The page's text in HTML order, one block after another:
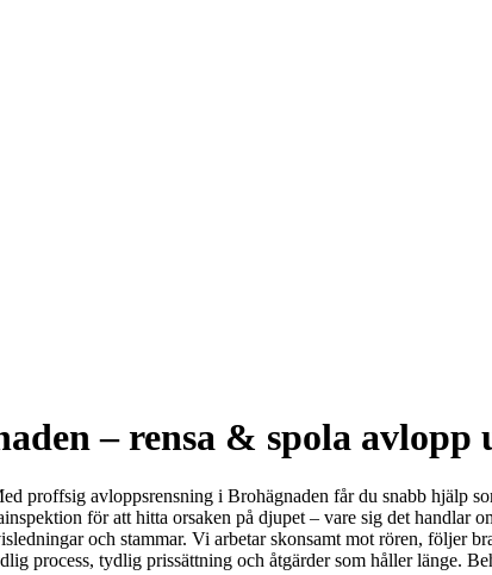
– rensa & spola avlopp
proffsig avloppsrensning i Brohägnaden får du snabb hjälp
för att hitta orsaken på djupet – vare sig det handlar
och stammar. Vi arbetar skonsamt mot rören, följer
process, tydlig prissättning och åtgärder som håller länge.